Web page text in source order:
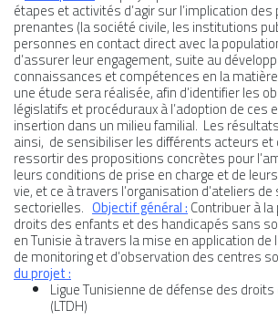
MÉDIA
COMMUNIQUÉ DE
PÔLE ISP/ESS
PÔLE ÉDUCATION
étapes et activités d’agir sur l’implication
prenantes (la société civile, les institutions
personnes en contact direct avec la
d’assurer leur engagement, suite au
connaissances et compétences en la
une étude sera réalisée, afin d’identifier les
législatifs et procéduraux à l’adoption de ces
insertion dans un milieu familial. Les
ainsi, de sensibiliser les différents acteurs et
ressortir des propositions concrètes pour
leurs conditions de prise en charge et de
vie, et ce à travers l’organisation d’ateliers
sectorielles. Objectif général :Contribuer à
droits des enfants et des handicapés sans
en Tunisie à travers la mise en application de
de monitoring et d’observation des centres
du projet :
Ligue Tunisienne de défense des droits
(LTDH)